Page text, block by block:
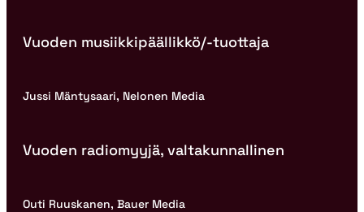
Vuoden musiikkipäällikkö/-tuottaja
Jussi Mäntysaari, Nelonen Media
Vuoden radiomyyjä, valtakunnallinen
Outi Ruuskanen, Bauer Media